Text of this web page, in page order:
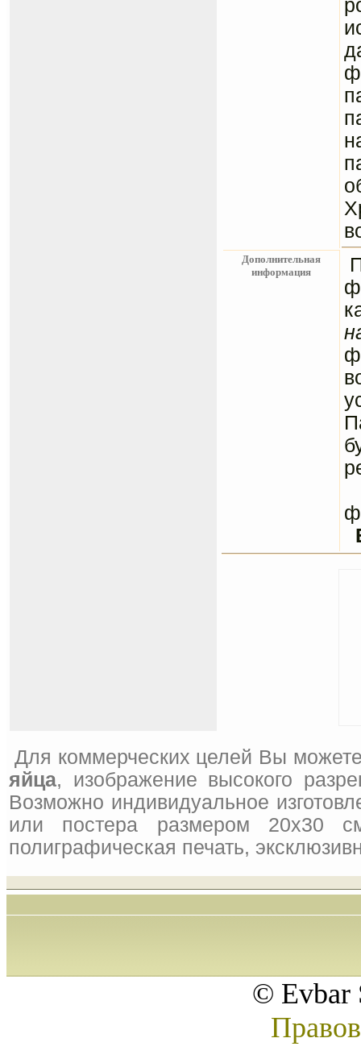
Дополнительная
информация
Для коммерческих целей Вы
яйца, изображение высокого
Возможно индивидуальное
или постера размером 20x30
полиграфическая печать,
© Evbar